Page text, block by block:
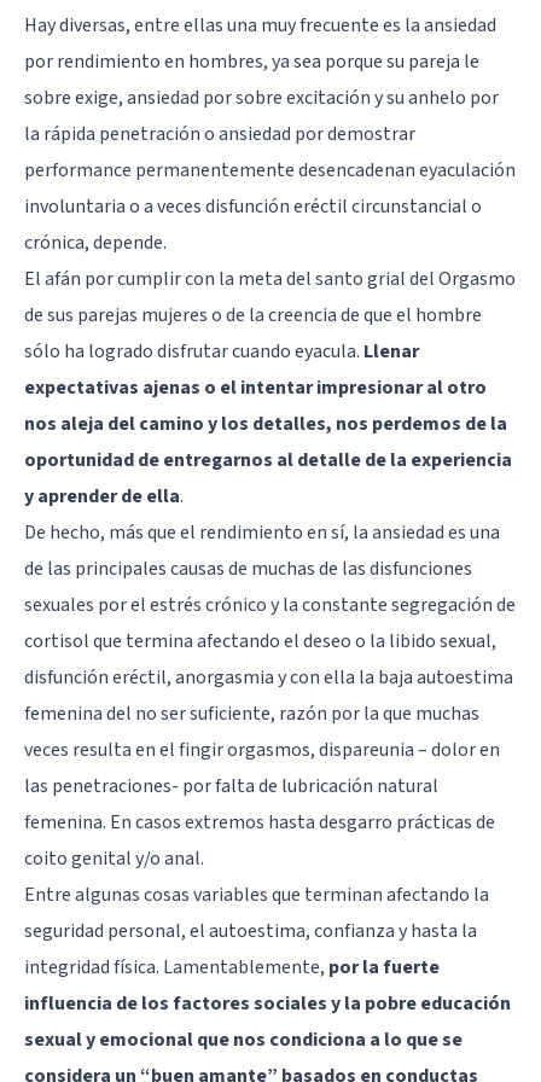
Hay diversas, entre ellas una muy frecuente es la ansiedad
por rendimiento en hombres, ya sea porque su pareja le
sobre exige, ansiedad por sobre excitación y su anhelo por
la rápida penetración o ansiedad por demostrar
performance permanentemente desencadenan eyaculación
involuntaria o a veces disfunción eréctil circunstancial o
crónica, depende.
El afán por cumplir con la meta del santo grial del Orgasmo
de sus parejas mujeres o de la creencia de que el hombre
sólo ha logrado disfrutar cuando eyacula. Llenar
expectativas ajenas o el intentar impresionar al otro
nos aleja del camino y los detalles, nos perdemos de la
oportunidad de entregarnos al detalle de la experiencia
y aprender de ella.
De hecho, más que el rendimiento en sí, la ansiedad es una
de las principales causas de muchas de las disfunciones
sexuales por el estrés crónico y la constante segregación de
cortisol que termina afectando el deseo o la libido sexual,
disfunción eréctil, anorgasmia y con ella la baja autoestima
femenina del no ser suficiente, razón por la que muchas
veces resulta en el fingir orgasmos, dispareunia – dolor en
las penetraciones- por falta de lubricación natural
femenina. En casos extremos hasta desgarro prácticas de
coito genital y/o anal.
Entre algunas cosas variables que terminan afectando la
seguridad personal, el autoestima, confianza y hasta la
integridad física. Lamentablemente, por la fuerte
influencia de los factores sociales y la pobre educación
sexual y emocional que nos condiciona a lo que se
considera un “buen amante” basados en conductas